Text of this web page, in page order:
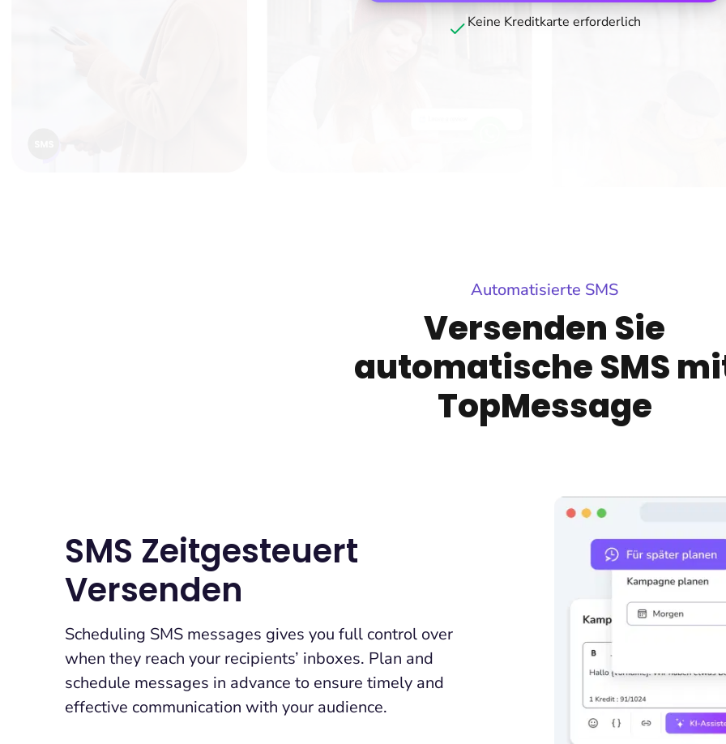
Keine Kreditkarte erforderlich
Automatisierte SMS
Versenden Sie
automatische SMS
TopMessage
SMS Zeitgesteuert
Versenden​
Scheduling SMS messages gives you full control over
when they reach your recipients’ inboxes. Plan and
schedule messages in advance to ensure timely and
effective communication with your audience.